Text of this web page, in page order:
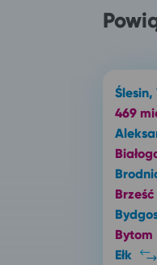
469
Bytom
Ełk